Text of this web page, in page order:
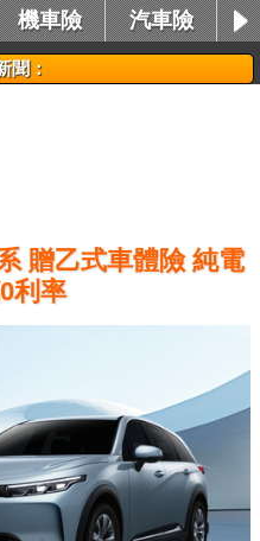
機車險
汽車險
聞：
贈乙式車體險 純電
利率